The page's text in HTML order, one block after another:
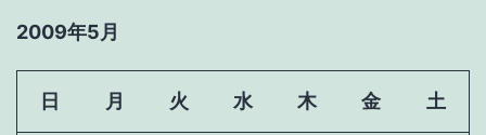
2009年5月
日 月 火 水 木 金 土